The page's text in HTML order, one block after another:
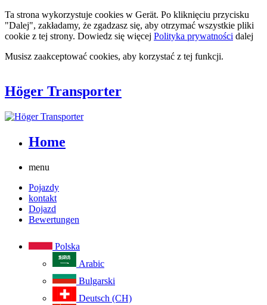
Ta strona wykorzystuje cookies w Gerät. Po kliknięciu przycisku
"Dalej", zakładamy, że zgadzasz się, aby otrzymać wszystkie pliki
cookie z tej strony. Dowiedz się więcej Polityka prywatności dalej
Musisz zaakceptować cookies, aby korzystać z tej funkcji.
Höger Transporter
Home
menu
Pojazdy
kontakt
Dojazd
Bewertungen
Polska
Arabic
Bulgarski
Deutsch (CH)